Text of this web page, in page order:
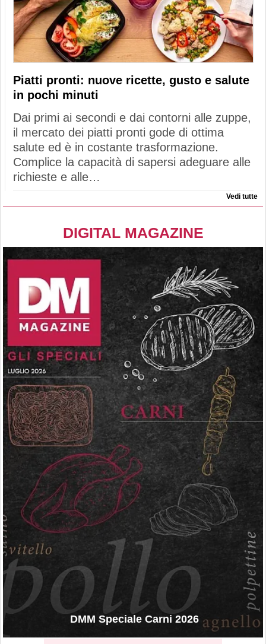
Piatti pronti: nuove ricette, gusto e salute
in pochi minuti
Dai primi ai secondi e dai contorni alle zuppe,
il mercato dei piatti pronti gode di ottima
salute ed è in costante trasformazione.
Complice la capacità di sapersi adeguare alle
richieste e alle…
Vedi tutte
DIGITAL MAGAZINE
DMM Speciale Carni 2026